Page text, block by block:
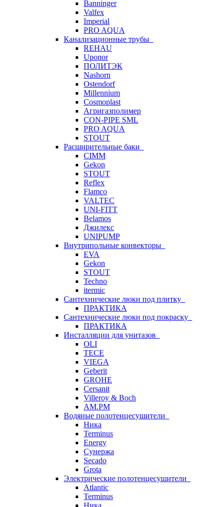
Banninger
Valfex
Imperial
PRO AQUA
Канализационные трубы
REHAU
Uponor
ПОЛИТЭК
Nashorn
Ostendorf
Millennium
Cosmoplast
Агригазполимер
CON-PIPE SML
PRO AQUA
STOUT
Расширительные баки
CIMM
Gekon
STOUT
Reflex
Flamco
VALTEC
UNI-FITT
Belamos
Джилекс
UNIPUMP
Внутрипольные конвекторы
EVA
Gekon
STOUT
Techno
itermic
Сантехнические люки под плитку
ПРАКТИКА
Сантехнические люки под покраску
ПРАКТИКА
Инсталляции для унитазов
OLI
TECE
VIEGA
Geberit
GROHE
Cersanit
Villeroy & Boch
AM.PM
Водяные полотенцесушители
Ника
Terminus
Energy
Сунержа
Secado
Grota
Электрические полотенцесушители
Atlantic
Terminus
Ника